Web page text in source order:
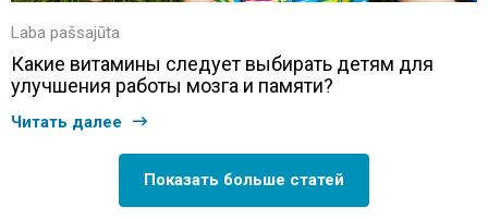
Laba pašsajūta
Какие витамины следует выбирать детям для
улучшения работы мозга и памяти?
Читать далее
Показать больше статей